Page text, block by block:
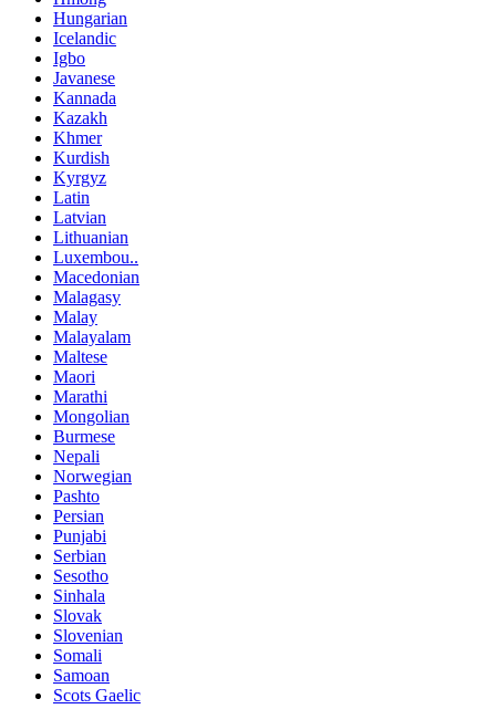
Hungarian
Icelandic
Igbo
Javanese
Kannada
Kazakh
Khmer
Kurdish
Kyrgyz
Latin
Latvian
Lithuanian
Luxembou..
Macedonian
Malagasy
Malay
Malayalam
Maltese
Maori
Marathi
Mongolian
Burmese
Nepali
Norwegian
Pashto
Persian
Punjabi
Serbian
Sesotho
Sinhala
Slovak
Slovenian
Somali
Samoan
Scots Gaelic